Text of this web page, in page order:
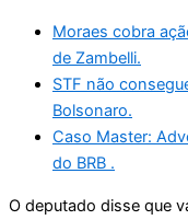
Moraes cobra
de Zambelli.
STF não
Bolsonaro.
Caso Master:
do BRB .
O deputado disse que